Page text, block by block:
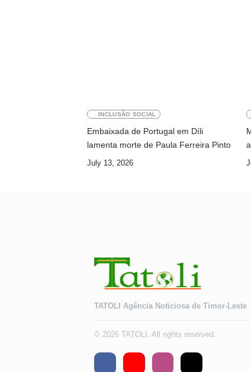
INCLUSÃO SOCIAL
Embaixada de Portugal em Díli
lamenta morte de Paula Ferreira Pinto
July 13, 2026
TATOLI Agência Noticiosa de Timor-Leste
© 2026 TATOLI. All rights reserved.